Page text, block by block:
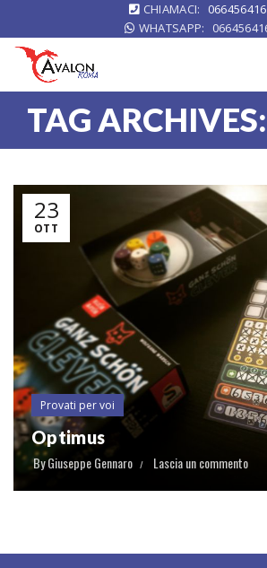
CHIAMACI:
WHATSAPP:
TAG
23
OTT
Provati per voi
Optimus
ByGiuseppe Gennaro Lascia un commento